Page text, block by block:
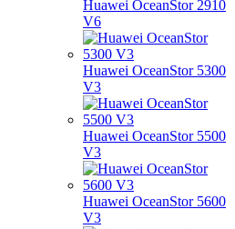
Huawei OceanStor 2910
V6
Huawei OceanStor 5300
V3
Huawei OceanStor 5500
V3
Huawei OceanStor 5600
V3